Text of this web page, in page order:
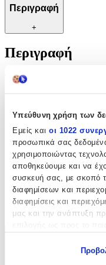
Υπεύθυνη χρήση των
Εμείς και οι 1022
προσωπικά σας
χρησιμοποιώντας
αποθηκεύουμε και να
συσκευή σας, με σκοπό
διαφημίσεων και
διαφημίσεις και
μας και την ανάπτυξη
Περιγραφή
+
Περιγραφή
Τα Λούτρινα μπρελόκ
και πρακτική προσθήκη
Χαρακτηριστικά
Θέμα
Λούτρινα
Κατασκευαστής:
Jazwares